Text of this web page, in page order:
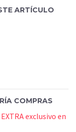
ARTÍCULO
COMPRAS
exclusivo en